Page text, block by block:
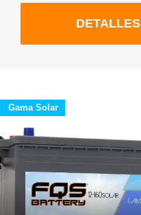
DETALLES
Gama Solar